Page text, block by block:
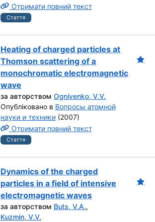
Отримати повний текст
Стаття
Heating of charged particles at
Thomson scattering of a
monochromatic electromagnetic
wave
за авторством Ognivenko, V.V.
Опубліковано в Вопросы атомной
науки и техники (2007)
Отримати повний текст
Стаття
Dynamics of the charged
particles in a field of intensive
electromagnetic waves
за авторством Buts, V.A.,
Kuzmin, V.V.